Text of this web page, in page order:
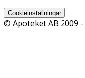
Cookieinställningar
© Apoteket AB 2009 -